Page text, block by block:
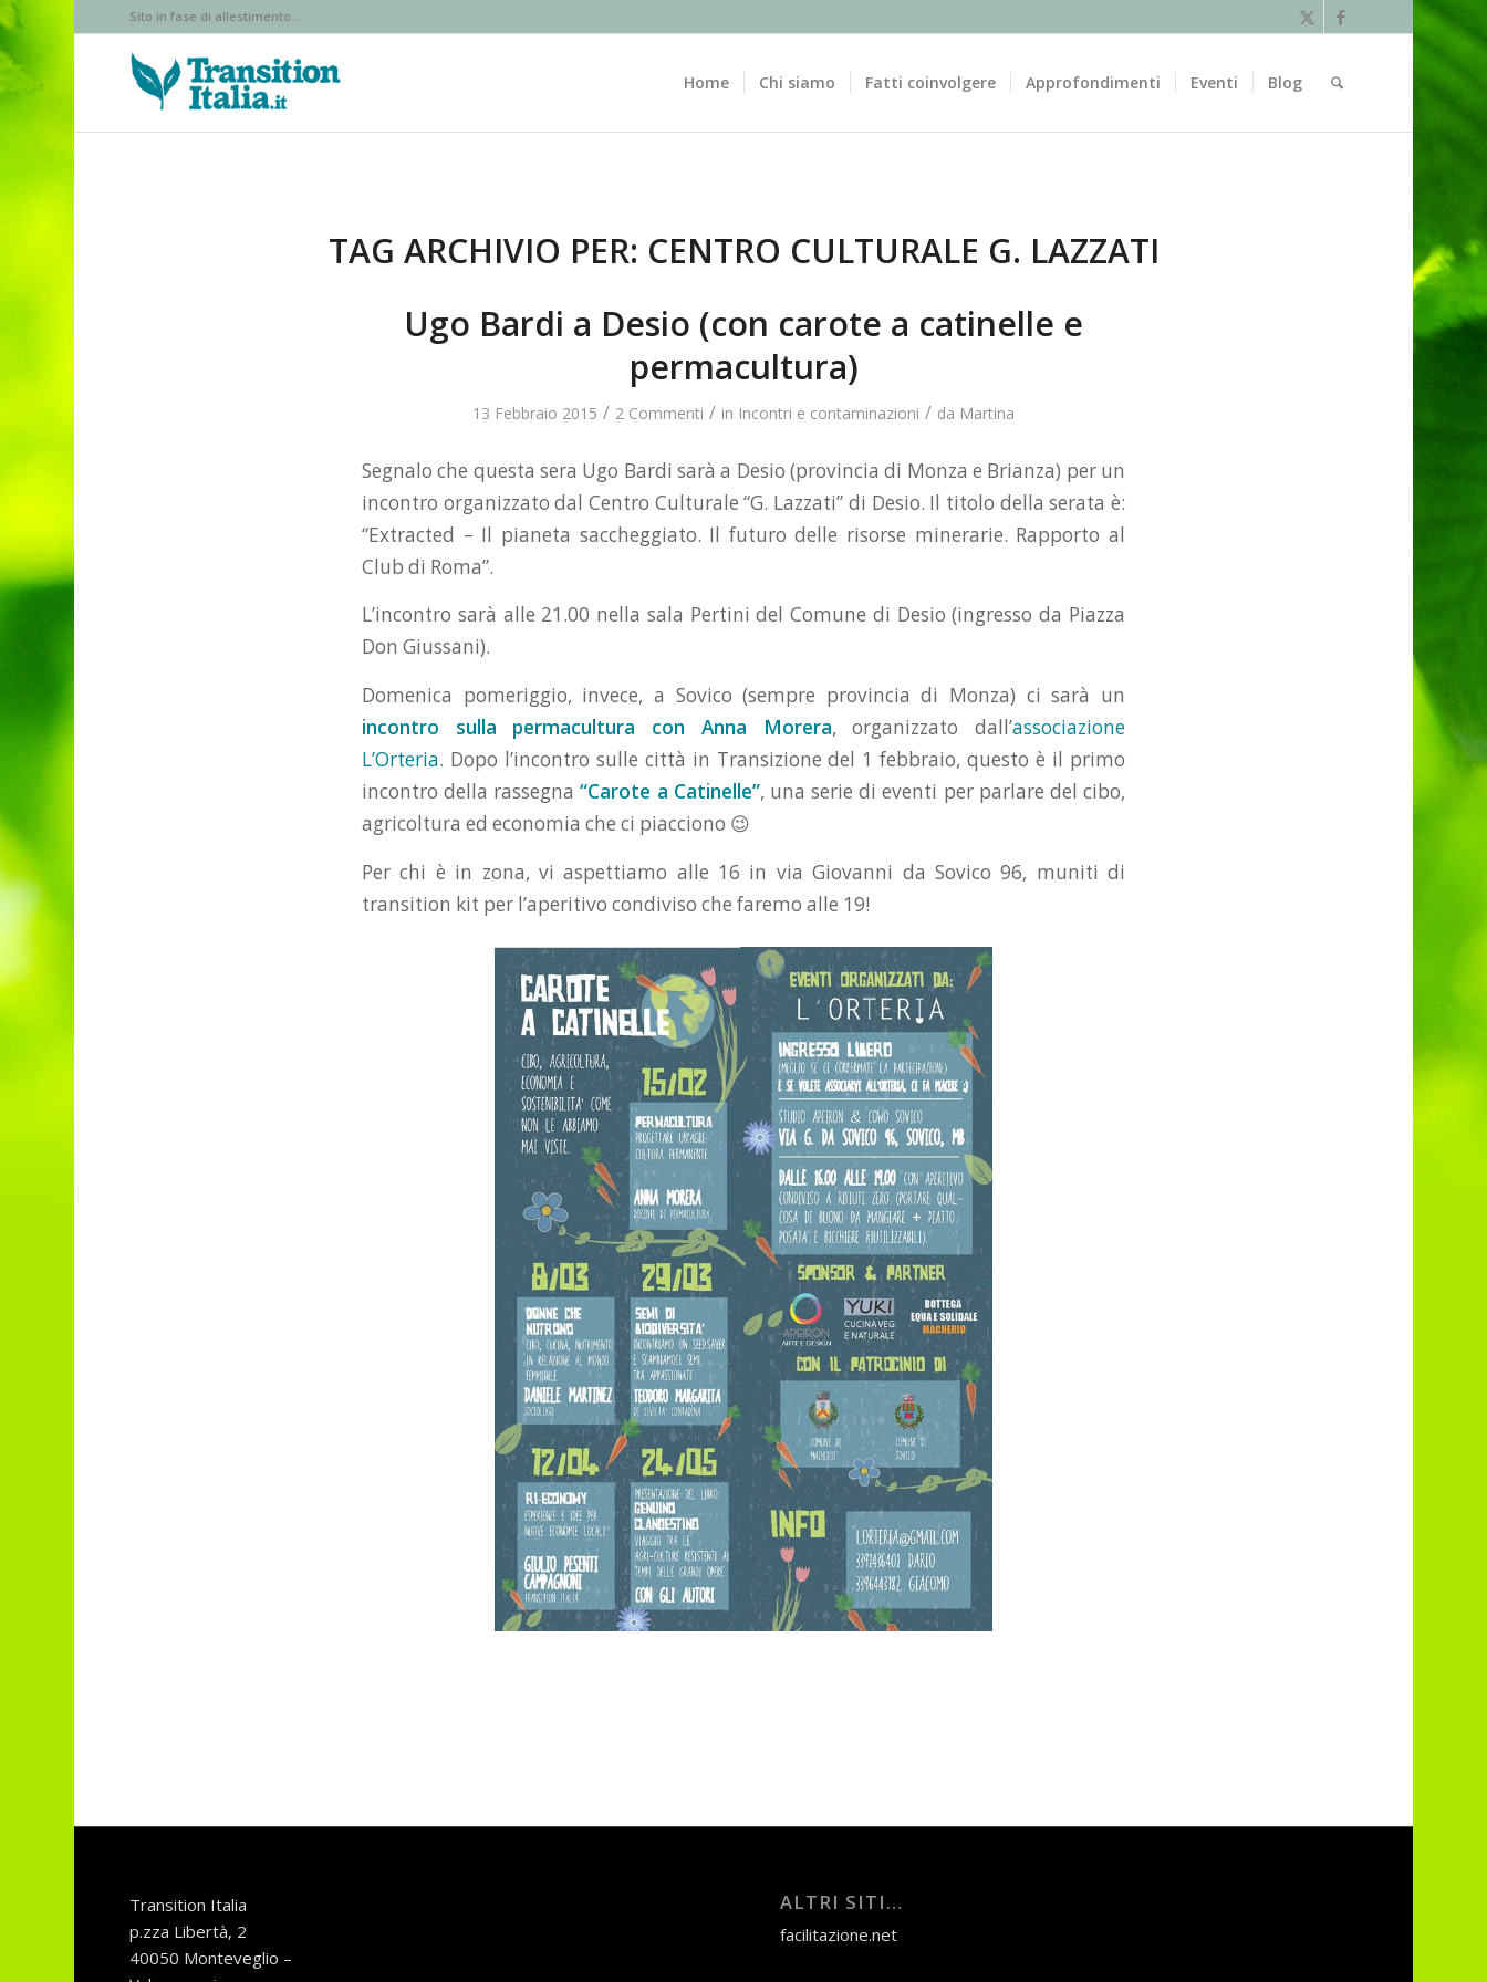
Sito in fase di allestimento...
Home Chi siamo Fatti coinvolgere Approfondimenti Eventi Blog
TAG ARCHIVIO PER: CENTRO CULTURALE G. LAZZATI
Ugo Bardi a Desio (con carote a catinelle e
permacultura)
13 Febbraio 2015 / 2 Commenti / in Incontri e contaminazioni / da Martina
Segnalo che questa sera Ugo Bardi sarà a Desio (provincia di Monza e Brianza) per un
incontro organizzato dal Centro Culturale “G. Lazzati” di Desio. Il titolo della serata è:
“Extracted – Il pianeta saccheggiato. Il futuro delle risorse minerarie. Rapporto al
Club di Roma”.
L’incontro sarà alle 21.00 nella sala Pertini del Comune di Desio (ingresso da Piazza
Don Giussani).
Domenica pomeriggio, invece, a Sovico (sempre provincia di Monza) ci sarà un
incontro sulla permacultura con Anna Morera, organizzato dall’associazione
L’Orteria. Dopo l’incontro sulle città in Transizione del 1 febbraio, questo è il primo
incontro della rassegna“Carote a Catinelle”, una serie di eventi per parlare del cibo,
agricoltura ed economia che ci piacciono 😉
Per chi è in zona, vi aspettiamo alle 16 in via Giovanni da Sovico 96, muniti di
transition kit per l’aperitivo condiviso che faremo alle 19!
Transition Italia
p.zza Libertà, 2
40050 Monteveglio –
ALTRI SITI…
facilitazione.net